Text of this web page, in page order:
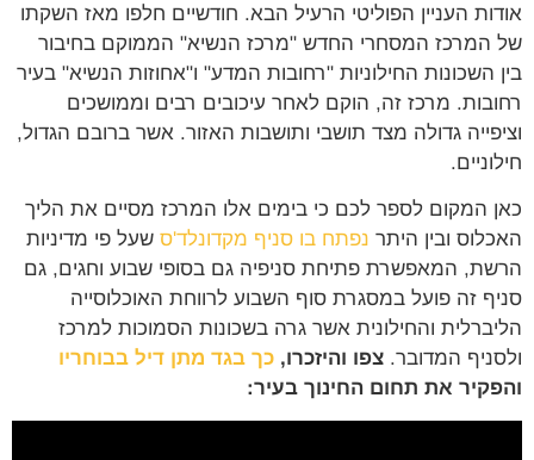
העניין הפוליטי הרעיל הבא. חודשיים חלפו מאז השקתו
המרכז המסחרי החדש "מרכז הנשיא" הממוקם בחיבור
השכונות החילוניות "רחובות המדע" ו"אחוזות הנשיא" בעיר
מרכז זה, הוקם לאחר עיכובים רבים וממושכים
גדולה מצד תושבי ותושבות האזור. אשר ברובם הגדול,
המקום לספר לכם כי בימים אלו המרכז מסיים את הליך
ובין היתרנפתח בו סניף מקדונלד'סשעל פי מדיניות
המאפשרת פתיחת סניפיה גם בסופי שבוע וחגים, גם
זה פועל במסגרת סוף השבוע לרווחת האוכלוסייה
והחילונית אשר גרה בשכונות הסמוכות למרכז
המדובר.צפו והיזכרו, כך בגד מתן דיל בבוחריו
את תחום החינוך בעיר: